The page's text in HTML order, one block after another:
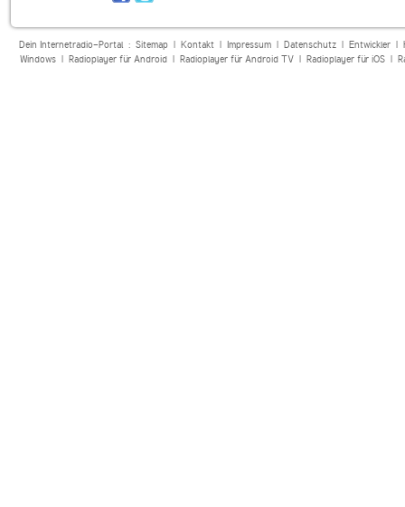
Dein Internetradio-Portal : Sitemap| Kontakt| Impressum| Datenschutz| Entwickler|
Windows| Radioplayer für Android| Radioplayer für Android TV| Radioplayer für iOS|